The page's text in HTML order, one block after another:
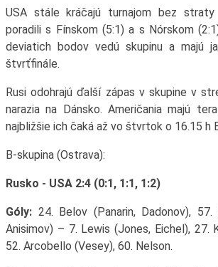
USA stále kráčajú turnajom bez
poradili s Fínskom (5:1) a s Nórskom
deviatich bodov vedú skupinu a majú
štvrťfinále.
Rusi odohrajú ďalší zápas v skupine v
narazia na Dánsko. Američania majú
najbližšie ich čaká až vo štvrtok o 16.15 h
B-skupina (Ostrava):
Rusko - USA 2:4 (0:1, 1:1, 1:2)
Góly:24. Belov (Panarin, Dadonov), 57.
Anisimov) – 7. Lewis (Jones, Eichel), 27.
52. Arcobello (Vesey), 60. Nelson.